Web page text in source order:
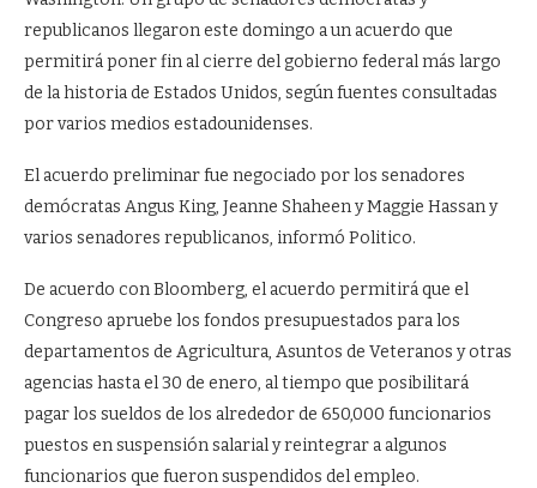
republicanos llegaron este domingo a un acuerdo que
permitirá poner fin al cierre del gobierno federal más largo
de la historia de Estados Unidos, según fuentes consultadas
por varios medios estadounidenses.
El acuerdo preliminar fue negociado por los senadores
demócratas Angus King, Jeanne Shaheen y Maggie Hassan y
varios senadores republicanos, informó Politico.
De acuerdo con Bloomberg, el acuerdo permitirá que el
Congreso apruebe los fondos presupuestados para los
departamentos de Agricultura, Asuntos de Veteranos y otras
agencias hasta el 30 de enero, al tiempo que posibilitará
pagar los sueldos de los alrededor de 650,000 funcionarios
puestos en suspensión salarial y reintegrar a algunos
funcionarios que fueron suspendidos del empleo.